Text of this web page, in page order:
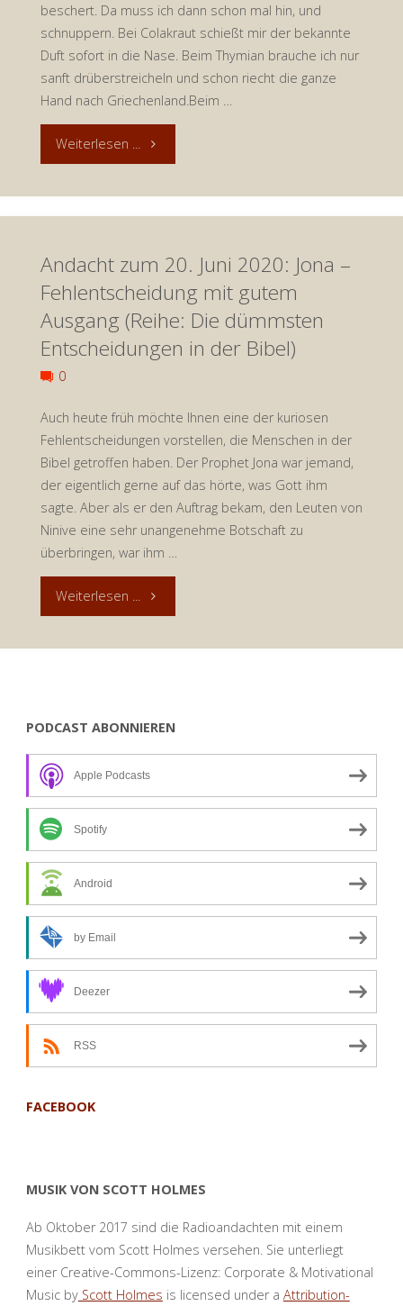
beschert. Da muss ich dann schon mal hin, und
schnuppern. Bei Colakraut schießt mir der bekannte
Duft sofort in die Nase. Beim Thymian brauche ich nur
sanft drüberstreicheln und schon riecht die ganze
Hand nach Griechenland.Beim …
Weiterlesen ... "Andacht
11.
Juli
2020:
Duft
entsteht
langsam"
Andacht zum 20. Juni 2020: Jona –
Fehlentscheidung mit gutem
Ausgang (Reihe: Die dümmsten
Entscheidungen in der Bibel)
0
Auch heute früh möchte Ihnen eine der kuriosen
Fehlentscheidungen vorstellen, die Menschen in der
Bibel getroffen haben. Der Prophet Jona war jemand,
der eigentlich gerne auf das hörte, was Gott ihm
sagte. Aber als er den Auftrag bekam, den Leuten von
Ninive eine sehr unangenehme Botschaft zu
überbringen, war ihm …
Weiterlesen ... "Andacht
2020:
Fehlentscheidung
mit
(Reihe:
Bibel)"
PODCAST ABONNIEREN
Apple Podcasts
Spotify
Android
by Email
Deezer
RSS
FACEBOOK
MUSIK VON SCOTT HOLMES
Ab Oktober 2017 sind die Radioandachten mit einem
Musikbett vom Scott Holmes versehen. Sie unterliegt
einer Creative-Commons-Lizenz: Corporate & Motivational
Music byScott Holmes is licensed under a Attribution-